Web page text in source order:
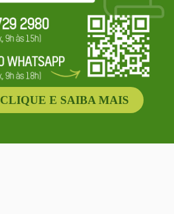
CLIQUE E SAIBA MAIS